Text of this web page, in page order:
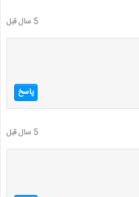
5 سال قبل
پاسخ
5 سال قبل